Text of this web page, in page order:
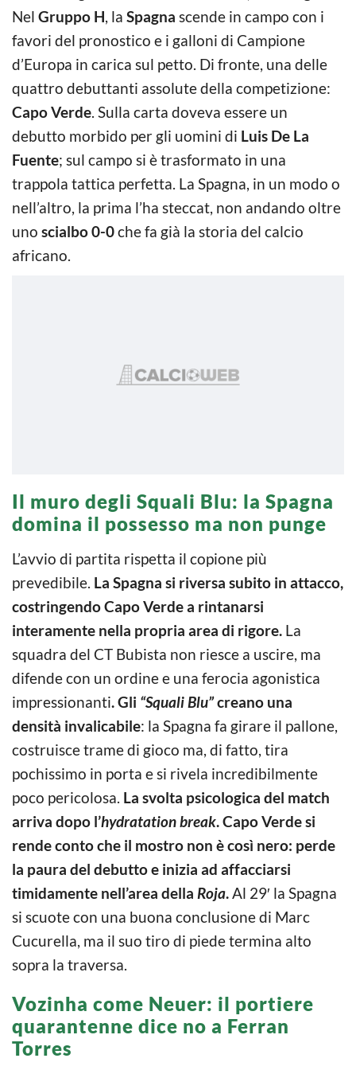
Nel Gruppo H, la Spagna scende in campo con i
favori del pronostico e i galloni di Campione
d’Europa in carica sul petto. Di fronte, una delle
quattro debuttanti assolute della competizione:
Capo Verde. Sulla carta doveva essere un
debutto morbido per gli uomini di Luis De La
Fuente; sul campo si è trasformato in una
trappola tattica perfetta. La Spagna, in un modo o
nell’altro, la prima l’ha steccat, non andando oltre
uno scialbo 0-0che fa già la storia del calcio
africano.
Il muro degli Squali Blu: la Spagna
domina il possesso ma non punge
L’avvio di partita rispetta il copione più
prevedibile. La Spagna si riversa subito in attacco,
costringendo Capo Verde a rintanarsi
interamente nella propria area di rigore. La
squadra del CT Bubista non riesce a uscire, ma
difende con un ordine e una ferocia agonistica
impressionanti. Gli “Squali Blu”creano una
densità invalicabile: la Spagna fa girare il pallone,
costruisce trame di gioco ma, di fatto, tira
pochissimo in porta e si rivela incredibilmente
poco pericolosa. La svolta psicologica del match
arriva dopo l’hydratation break.Capo Verde si
rende conto che il mostro non è così nero: perde
la paura del debutto e inizia ad affacciarsi
timidamente nell’area della Roja.Al 29′ la Spagna
si scuote con una buona conclusione di Marc
Cucurella, ma il suo tiro di piede termina alto
sopra la traversa.
Vozinha come Neuer: il portiere
quarantenne dice no a Ferran
Torres